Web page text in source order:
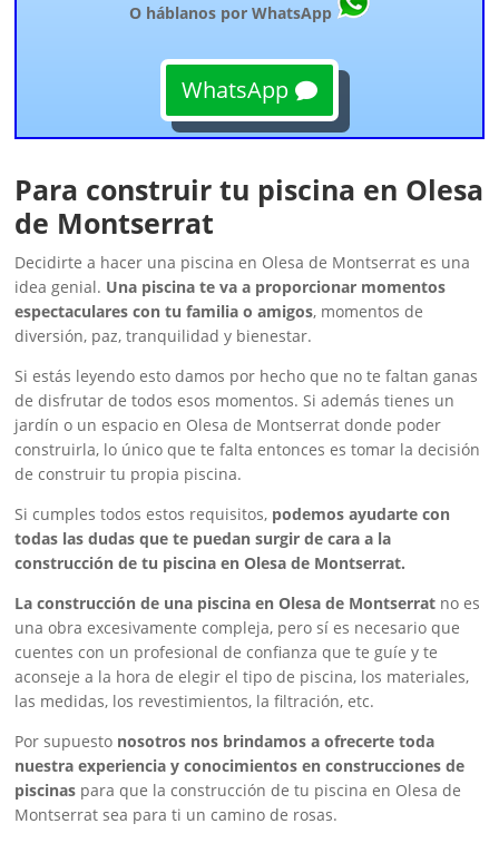
O háblanos por WhatsApp
WhatsApp
Para construir tu piscina en Olesa
de Montserrat
Decidirte a hacer una piscina en Olesa de Montserrat es una
idea genial. Una piscina te va a proporcionar momentos
espectaculares con tu familia o amigos, momentos de
diversión, paz, tranquilidad y bienestar.
Si estás leyendo esto damos por hecho que no te faltan ganas
de disfrutar de todos esos momentos. Si además tienes un
jardín o un espacio en Olesa de Montserrat donde poder
construirla, lo único que te falta entonces es tomar la decisión
de construir tu propia piscina.
Si cumples todos estos requisitos, podemos ayudarte con
todas las dudas que te puedan surgir de cara a la
construcción de tu piscina en Olesa de Montserrat.
La construcción de una piscina en Olesa de Montserrat no es
una obra excesivamente compleja, pero sí es necesario que
cuentes con un profesional de confianza que te guíe y te
aconseje a la hora de elegir el tipo de piscina, los materiales,
las medidas, los revestimientos, la filtración, etc.
Por supuesto nosotros nos brindamos a ofrecerte toda
nuestra experiencia y conocimientos en construcciones de
piscinas para que la construcción de tu piscina en Olesa de
Montserrat sea para ti un camino de rosas.